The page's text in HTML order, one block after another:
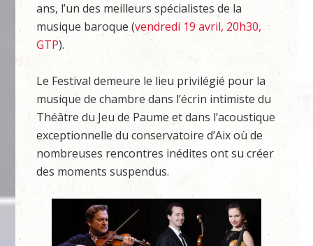
ans, l’un des meilleurs spécialistes de la
musique baroque (vendredi 19 avril, 20h30,
GTP).
Le Festival demeure le lieu privilégié pour la
musique de chambre dans l’écrin intimiste du
Théâtre du Jeu de Paume et dans l’acoustique
exceptionnelle du conservatoire d’Aix où de
nombreuses rencontres inédites ont su créer
des moments suspendus.